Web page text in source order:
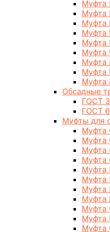
Муфта
Муфта
Муфта
Муфта
Муфта
Муфта
Муфта
Муфта
Муфта
Обсадные
ГОСТ
ГОСТ
Муфты для
Муфта
Муфта
Муфта
Муфта
Муфта
Муфта
Муфта
Муфта
Муфта
Муфта
Муфта